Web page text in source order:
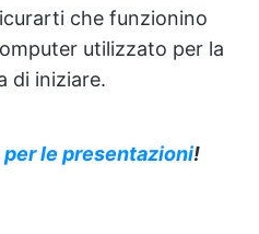
che funzionino
utilizzato per la
di iniziare.
le presentazioni!